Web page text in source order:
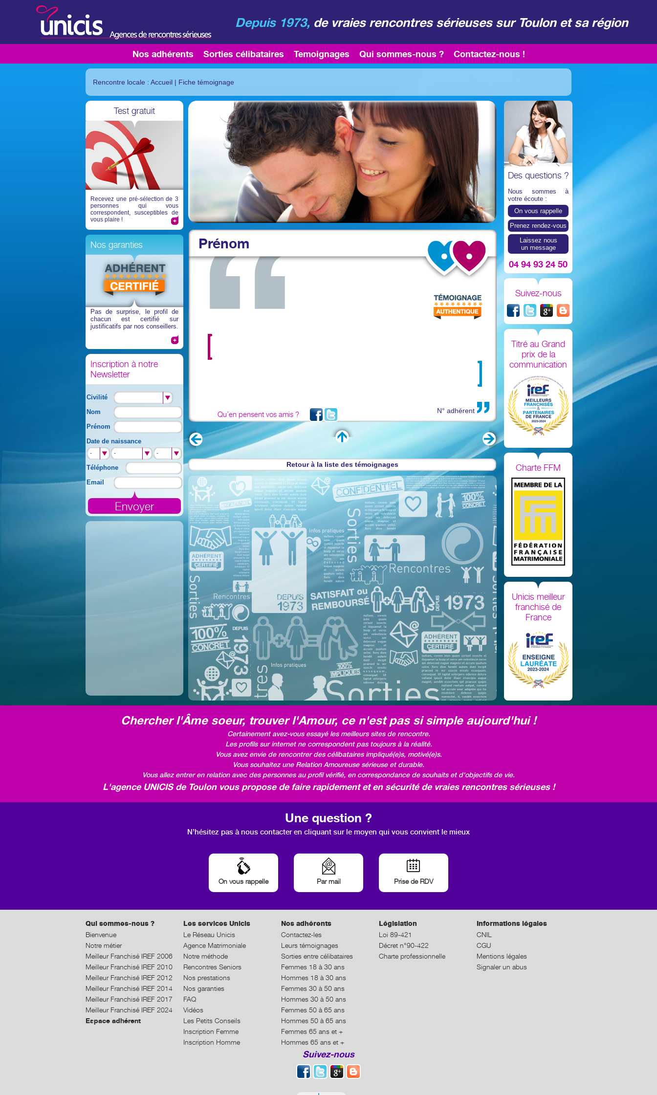
Depuis 1973,de vraies rencontres sérieuses sur Toulon et sa région
Nos adhérents Sorties célibataires Temoignages Qui sommes-nous ? Contactez-nous !
Rencontre locale : Accueil | Fiche témoignage
Test gratuit
Recevez une pré-sélection de 3
personnes qui vous
correspondent, susceptibles de
vous plaire !
Nos garanties
Pas de surprise, le profil de
chacun est certifié sur
justificatifs par nos conseillers.
Inscription à notre
Newsletter
Civilité
Nom
Prénom
Date de naissance
- - -
Téléphone
Email
Prénom
Qu’en pensent vos amis ? N° adhérent
Retour à la liste des témoignages
Des questions ?
Nous sommes à
votre écoute :
On vous rappelle
Prenez rendez-vous
Laissez nous
un message
04 94 93 24 50
Suivez-nous
Titré au Grand
prix de la
communication
Charte FFM
Unicis meilleur
franchisé de
France
Chercher l'Âme soeur, trouver l'Amour, ce n'est pas si simple aujourd'hui !
Certainement avez-vous essayé les meilleurs sites de rencontre.
Les profils sur internet ne correspondent pas toujours à la réalité.
Vous avez envie de rencontrer des célibataires impliqué(e)s, motivé(e)s.
Vous souhaitez une Relation Amoureuse sérieuse et durable.
Vous allez entrer en relation avec des personnes au profil vérifié, en correspondance de souhaits et d'objectifs de vie.
L'agence UNICIS de Toulon vous propose de faire rapidement et en sécurité de vraies rencontres sérieuses !
Une question ?
N’hésitez pas à nous contacter en cliquant sur le moyen qui vous convient le mieux
On vous rappelle Par mail Prise de RDV
Qui sommes-nous ?
Bienvenue
Notre métier
Meilleur Franchisé IREF 2006
Meilleur Franchisé IREF 2010
Meilleur Franchisé IREF 2012
Meilleur Franchisé IREF 2014
Meilleur Franchisé IREF 2017
Meilleur Franchisé IREF 2024
Espace adhérent
Les services Unicis
Le Réseau Unicis
Agence Matrimoniale
Notre méthode
Rencontres Seniors
Nos prestations
Nos garanties
FAQ
Vidéos
Les Petits Conseils
Inscription Femme
Inscription Homme
Nos adhérents
Contactez-les
Leurs témoignages
Sorties entre célibataires
Femmes 18 à 30 ans
Hommes 18 à 30 ans
Femmes 30 à 50 ans
Hommes 30 à 50 ans
Femmes 50 à 65 ans
Hommes 50 à 65 ans
Femmes 65 ans et +
Hommes 65 ans et +
Législation
Loi 89-421
Décret n°90-422
Charte professionnelle
Informations légales
CNIL
CGU
Mentions légales
Signaler un abus
Suivez-nous